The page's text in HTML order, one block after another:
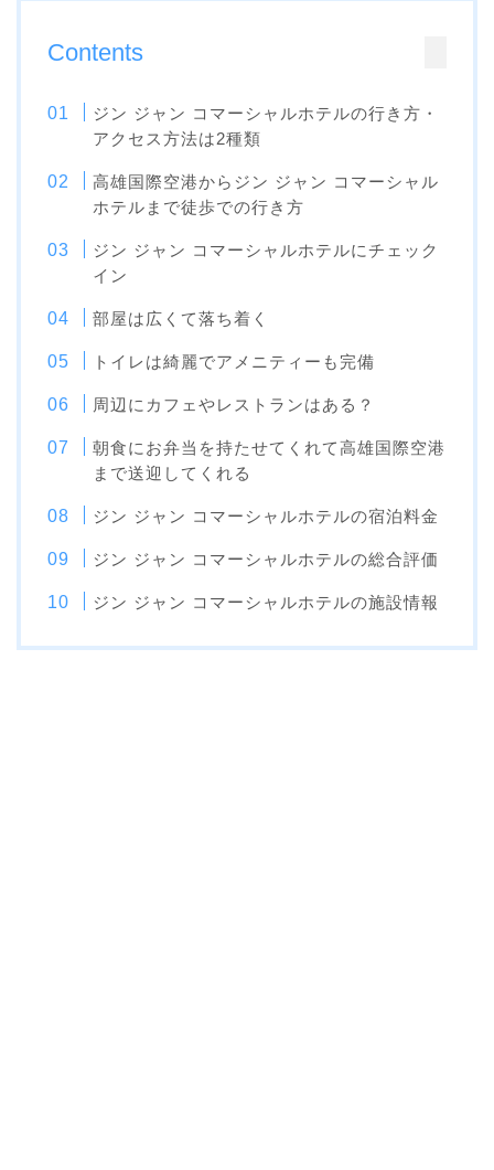
Contents
ジン ジャン コマーシャルホテルの行き方・
アクセス方法は2種類
高雄国際空港からジン ジャン コマーシャル
ホテルまで徒歩での行き方
ジン ジャン コマーシャルホテルにチェック
イン
部屋は広くて落ち着く
トイレは綺麗でアメニティーも完備
周辺にカフェやレストランはある？
朝食にお弁当を持たせてくれて高雄国際空港
まで送迎してくれる
ジン ジャン コマーシャルホテルの宿泊料金
ジン ジャン コマーシャルホテルの総合評価
ジン ジャン コマーシャルホテルの施設情報